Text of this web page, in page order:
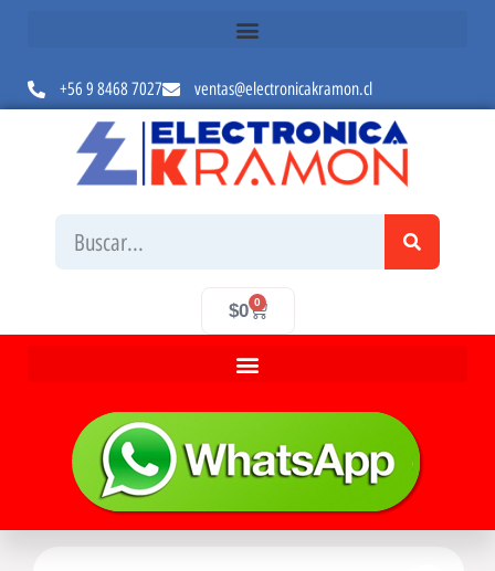
+56 9 8468 7027 ventas@electronicakramon.cl
$0 0